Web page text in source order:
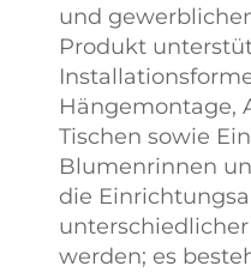
und
Produkt
Hängemontage,
Tischen sowie
Blumenrinnen
die
werden; es